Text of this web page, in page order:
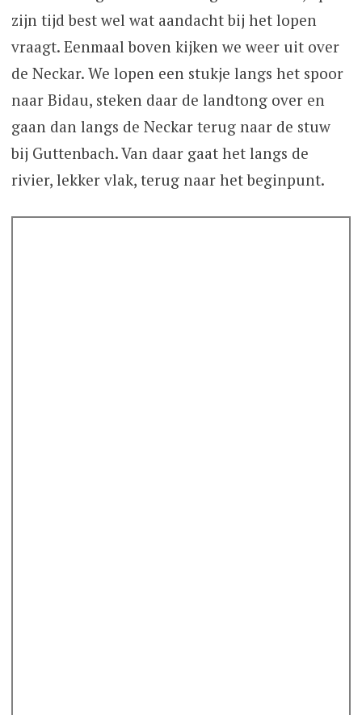
zijn tijd best wel wat aandacht bij het lopen
vraagt. Eenmaal boven kijken we weer uit over
de Neckar. We lopen een stukje langs het spoor
naar Bidau, steken daar de landtong over en
gaan dan langs de Neckar terug naar de stuw
bij Guttenbach. Van daar gaat het langs de
rivier, lekker vlak, terug naar het beginpunt.